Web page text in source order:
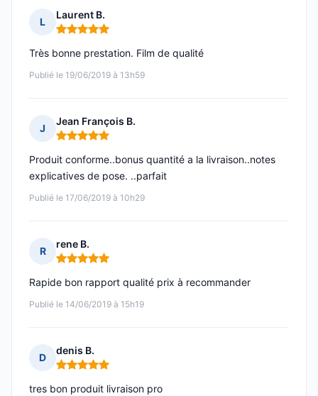
L
Laurent B.
Note : 5 sur 5
Publié le 19/06/2019 à 13h59
Très bonne prestation. Film de qualité
J
Jean François B.
Note : 5 sur 5
Publié le 17/06/2019 à 10h29
Produit conforme..bonus quantité a la livraison..notes
explicatives de pose. ..parfait
R
rene B.
Note : 5 sur 5
Publié le 14/06/2019 à 15h19
Rapide bon rapport qualité prix à recommander
D
denis B.
Note : 5 sur 5
tres bon produit livraison pro